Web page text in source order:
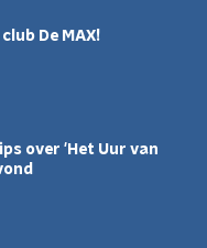
De MAX!
over 'Het Uur van